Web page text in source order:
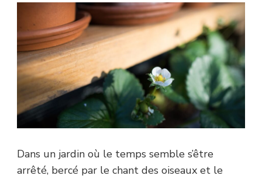
Dans un jardin où le temps semble s’être
arrêté, bercé par le chant des oiseaux et le